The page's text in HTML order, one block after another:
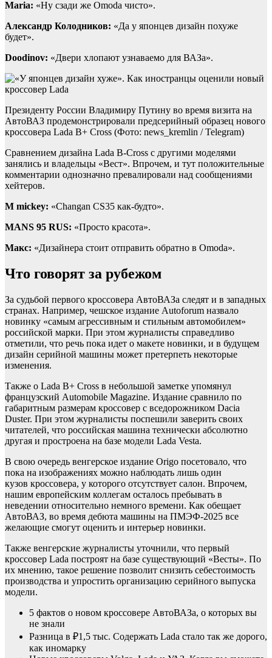
Maria: «Ну сзади же Omoda чисто».
Александр Колодников: «Да у японцев дизайн похуже
будет».
Doodinov: «Двери хлопают узнаваемо для ВАЗа».
Президенту России Владимиру Путину во время визита на
АвтоВАЗ продемонстрировали предсерийный образец нового
кроссовера Lada B+ Cross (Фото: news_kremlin / Telegram)
Сравнением дизайна Lada B-Сross с другими моделями
занялись и владельцы «Вест». Впрочем, и тут положительные
комментарии однозначно превалировали над сообщениями
хейтеров.
M mickey: «Changan CS35 как-будто».
MANS 95 RUS: «Просто красота».
Макс: «Дизайнера стоит отправить обратно в Omoda».
Что говорят за рубежом
За судьбой первого кроссовера АвтоВАЗа следят и в западных
странах. Например, чешское издание Autoforum назвало
новинку «самым агрессивным и стильным автомобилем»
российской марки. При этом журналисты справедливо
отметили, что речь пока идет о макете новинки, и в будущем
дизайн серийной машины может претерпеть некоторые
изменения.
Также о Lada B+ Cross в небольшой заметке упомянул
французский Automobile Magazine. Издание сравнило по
габаритным размерам кроссовер с вседорожником Dacia
Duster. При этом журналисты поспешили заверить своих
читателей, что российская машина технически абсолютно
другая и простроена на базе модели Lada Vesta.
В свою очередь венгерское издание Origo посетовало, что
пока на изображениях можно наблюдать лишь один
кузов кроссовера, у которого отсутствует салон. Впрочем,
нашим европейским коллегам осталось пребывать в
неведении относительно немного времени. Как обещает
АвтоВАЗ, во время дебюта машины на ПМЭФ-2025 все
желающие смогут оценить и интерьер новинки.
Также венгерские журналисты уточнили, что первый
кроссовер Lada построят на базе существующий «Весты». По
их мнению, такое решение позволит снизить себестоимость
производства и упростить организацию серийного выпуска
модели.
5 фактов о новом кроссовере АвтоВАЗа, о которых вы
не знали
Разница в ₽1,5 тыс. Содержать Lada стало так же дорого,
как иномарку